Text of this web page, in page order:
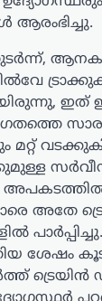
ആരംഭിച്ചു.
ഇത്
അതേ
പാർപ്പിച്ചു.
ശേഷം